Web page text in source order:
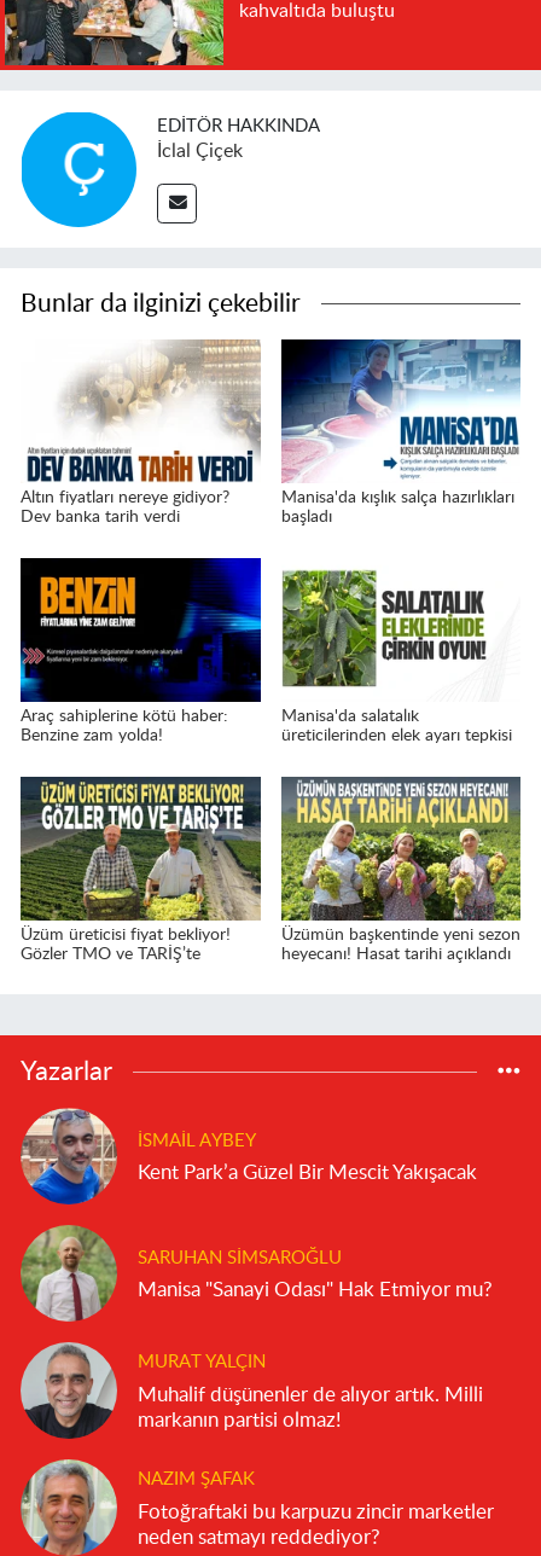
kahvaltıda buluştu
EDITÖR HAKKINDA
İclal Çiçek
Bunlar da ilginizi çekebilir
Altın fiyatları nereye gidiyor?
Dev banka tarih verdi
Manisa'da kışlık salça hazırlıkları
başladı
Araç sahiplerine kötü haber:
Benzine zam yolda!
Manisa'da salatalık
üreticilerinden elek ayarı tepkisi
Üzüm üreticisi fiyat bekliyor!
Gözler TMO ve TARİŞ’te
Üzümün başkentinde yeni sezon
heyecanı! Hasat tarihi açıklandı
Yazarlar
İSMAIL AYBEY
Kent Park’a Güzel Bir Mescit Yakışacak
SARUHAN SIMSAROĞLU
Manisa "Sanayi Odası" Hak Etmiyor mu?
MURAT YALÇIN
Muhalif düşünenler de alıyor artık. Milli
markanın partisi olmaz!
NAZIM ŞAFAK
Fotoğraftaki bu karpuzu zincir marketler
neden satmayı reddediyor?